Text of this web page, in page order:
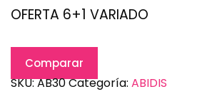
OFERTA 6+1 VARIADO
Comparar
SKU:AB30Categoría: ABIDIS